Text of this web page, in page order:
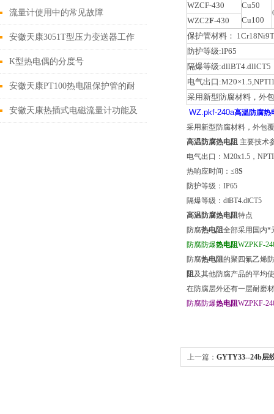
流量计使用中的常见故障
安徽天康3051T型压力变送器工作
原理（灌充液：硅油、惰性油
K型热电偶的分度号
安徽天康PT100热电阻保护管的耐
磨性能很重要
安徽天康热插式电磁流量计功能及
WZCF-430
Cu50
Cu100
WZC2F-430
保护管材料：
防护等级:lP65
隔爆等级:dllBT4.dllCT5
电气出口
采用新型防腐材料，外
WZ.pkf-240a高温防腐热
采用新型防腐材料，外包
高温防腐热电阻 主要技术
电气出口：M20x1.5，
热响应时间：≤8S
防护等级：IP65
隔爆等级：d‖BT4.d‖CT5
高温防腐热电阻特点
防腐热电阻全部采用国内*
防腐防爆热电阻WZPKF-
防腐热电阻的聚四氟乙烯
阻及其他防腐产品的平均
在防腐层外还有一层耐磨
防腐防爆热电阻WZPKF-
上一篇： GYTY33--24b层